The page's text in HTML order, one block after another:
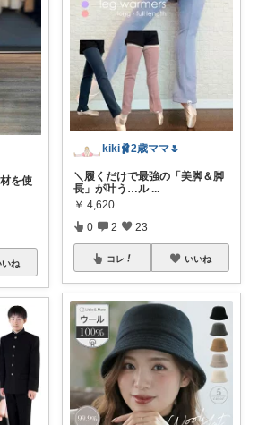
を使
いね
kiki🩰2歳ママ🌷
＼履くだけで最強の「美脚＆脚
長」が叶う…ル ...
￥ 4,620
0 2 23
コレ いいね